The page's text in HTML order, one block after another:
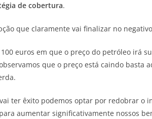
de cobertura.
que claramente vai finalizar no
euros em que o preço do petróleo irá
que o preço está caindo basta
ter êxito podemos optar por redobrar o
aumentar significativamente nossos